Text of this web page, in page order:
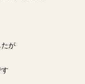
たが